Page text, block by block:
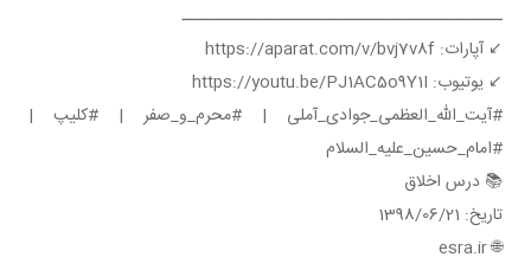
ـــــــــــــــــــــــــــــــــــــــــــــ
↙️ آپارات: https://aparat.com/v/bvj7v8f
↙️ یوتیوب: https://youtu.be/PJ1AC5o9Y1I
#آیت_الله_العظمی_جوادی_آملی | #محرم_و_صفر | #کلیپ |
#امام_حسین_علیه_السلام
📚 درس اخلاق
تاریخ: 1398/06/21
🌐 esra.ir